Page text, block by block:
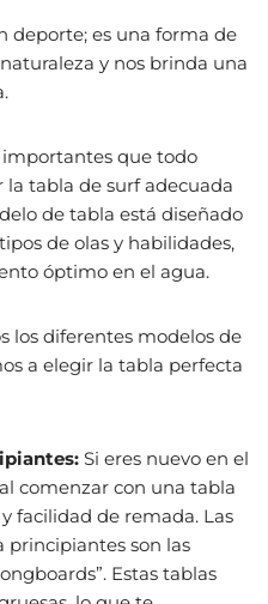
deporte; es una forma de
y nos brinda una
importantes que todo
tabla de surf adecuada
de tabla está diseñado
de olas y habilidades,
óptimo en el agua.
los diferentes modelos de
a elegir la tabla perfecta
Si eres nuevo en el
comenzar con una tabla
facilidad de remada. Las
principiantes son las
Estas tablas